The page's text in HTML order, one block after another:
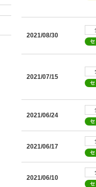
2021/08/30
セ
2021/07/15
セ
2021/06/24
セ
2021/06/17
セ
2021/06/10
セ